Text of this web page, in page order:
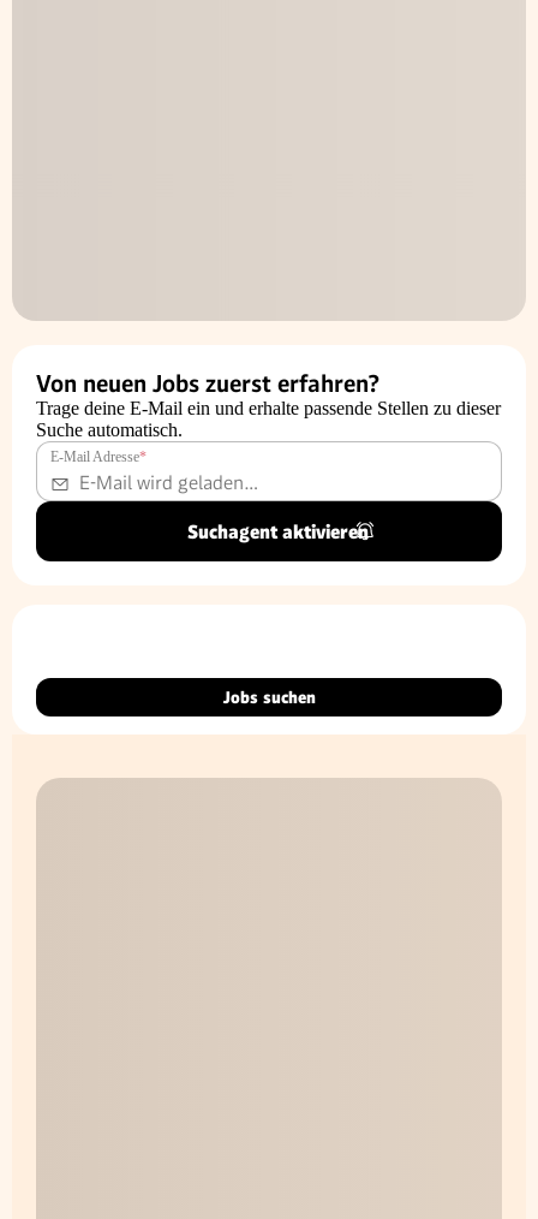
Von neuen Jobs zuerst erfahren?
Trage deine E-Mail ein und erhalte passende Stellen zu dieser
Suche automatisch.
E-Mail Adresse*
Suchagent aktivieren
Jobs suchen